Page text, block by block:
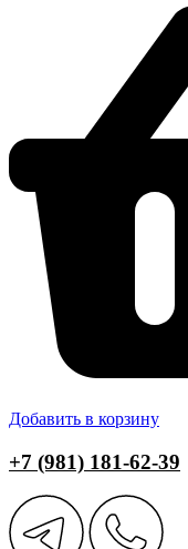
Добавить в корзину
+7 (981) 181-62-39